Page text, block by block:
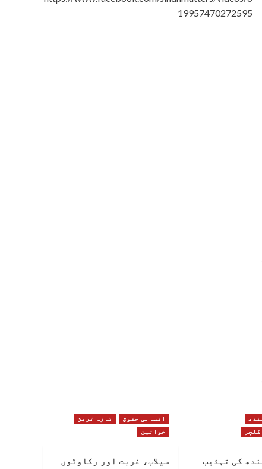
19957470272595
کلچر
کی تہذیب
انسانی حقوق
تازہ ترین
خواتین
سیلاب، غربت اور رکاوٹوں